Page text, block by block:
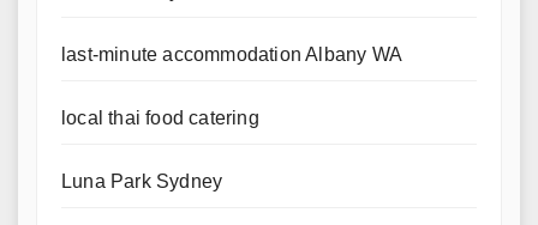
last-minute accommodation Albany WA
local thai food catering
Luna Park Sydney